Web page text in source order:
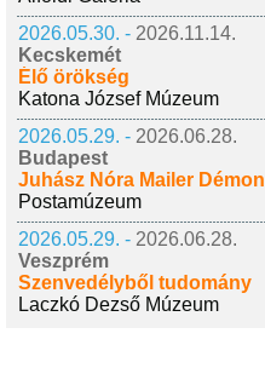
2026.05.30. - 2026.11.14.
Kecskemét
Élő örökség
Katona József Múzeum
2026.05.29. - 2026.06.28.
Budapest
Juhász Nóra Mailer Démon
Postamúzeum
2026.05.29. - 2026.06.28.
Veszprém
Szenvedélyből tudomány
Laczkó Dezső Múzeum